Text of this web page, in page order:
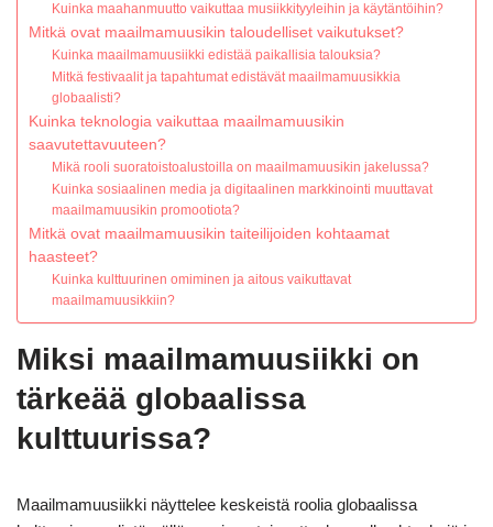
Kuinka maahanmuutto vaikuttaa musiikkityyleihin ja käytäntöihin?
Mitkä ovat maailmamuusikin taloudelliset vaikutukset?
Kuinka maailmamuusiikki edistää paikallisia talouksia?
Mitkä festivaalit ja tapahtumat edistävät maailmamuusikkia
globaalisti?
Kuinka teknologia vaikuttaa maailmamuusikin
saavutettavuuteen?
Mikä rooli suoratoistoalustoilla on maailmamuusikin jakelussa?
Kuinka sosiaalinen media ja digitaalinen markkinointi muuttavat
maailmamuusikin promootiota?
Mitkä ovat maailmamuusikin taiteilijoiden kohtaamat
haasteet?
Kuinka kulttuurinen omiminen ja aitous vaikuttavat
maailmamuusikkiin?
Miksi maailmamuusiikki on
tärkeää globaalissa
kulttuurissa?
Maailmamuusiikki näyttelee keskeistä roolia globaalissa